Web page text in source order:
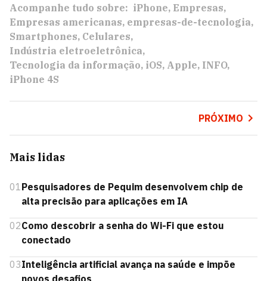
Acompanhe tudo sobre: iPhone Empresas
Empresas americanas empresas-de-tecnologia
Smartphones Celulares
Indústria eletroeletrônica
Tecnologia da informação iOS Apple INFO
iPhone 4S
PRÓXIMO
Mais lidas
01Pesquisadores de Pequim desenvolvem chip de
alta precisão para aplicações em IA
02Como descobrir a senha do Wi-Fi que estou
conectado
03Inteligência artificial avança na saúde e impõe
novos desafios